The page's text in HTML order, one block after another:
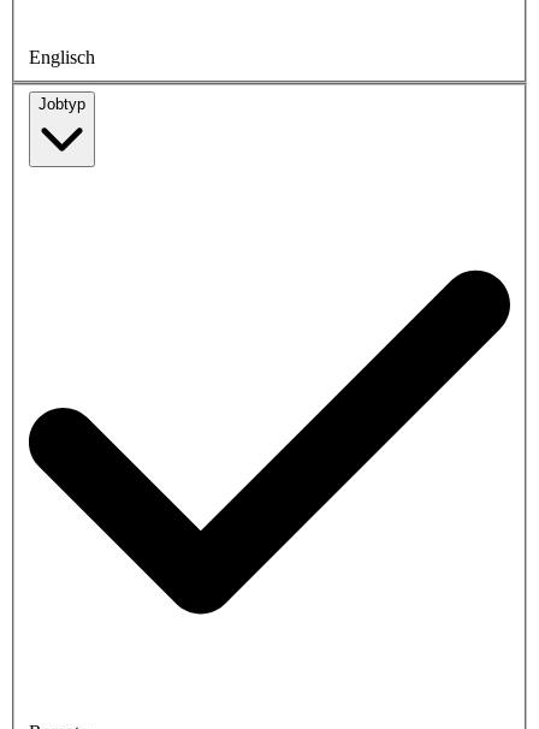
Englisch
Jobtyp